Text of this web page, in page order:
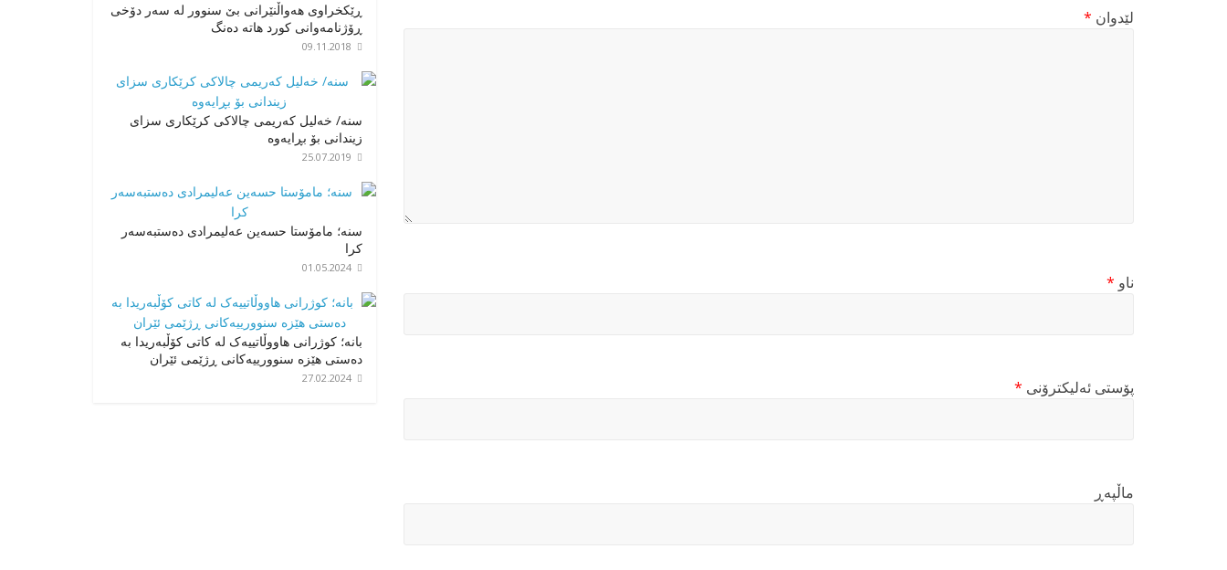
لێدوان *
ناو *
پۆستی ئەلیکترۆنی *
ماڵپه‌ڕ
ڕێکخراوی هەواڵنێرانی بێ سنوور لە سەر دۆخی
ڕۆژنامەوانی کورد هاتە دەنگ
09.11.2018
سنە/ خەلیل کەریمی چالاکی کرێکاری سزای
زیندانی بۆ بڕایەوە
25.07.2019
سنە؛ مامۆستا حسەین عەلیمرادی دەستبەسەر
کرا
01.05.2024
بانه؛ کوژرانی هاووڵاتییەک له کاتی کۆڵبەریدا بە
دەستی هێزە سنوورییەکانی ڕژێمی ئێران
27.02.2024